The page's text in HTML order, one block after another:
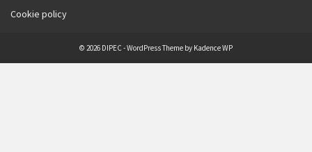
Cookie policy
© 2026 DIPEC - WordPress Theme by Kadence WP